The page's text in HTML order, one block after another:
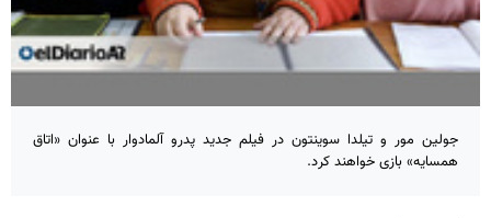
جولین مور و تیلدا سوینتون در فیلم جدید پدرو آلمادوار با عنوان «اتاق
همسایه» بازی خواهند کرد.